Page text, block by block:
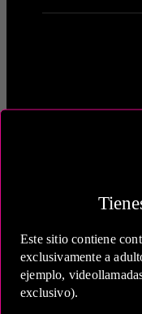
Este sitio contiene
exclusivamente a
ejemplo,
exclusivo).